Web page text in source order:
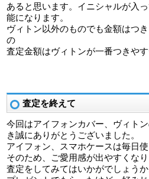
あると思います。イニシャルが入
能になります。
ヴィトン以外のものでも金額はつ
の
査定金額はヴィトンが一番つきやす
査定を終えて
今回はアイフォンカバー、ヴィト
き誠にありがとうございました。
アイフォン、スマホケースは毎日
そのため、ご愛用感が出やすくな
査定をしてみてはいかがでしょうか